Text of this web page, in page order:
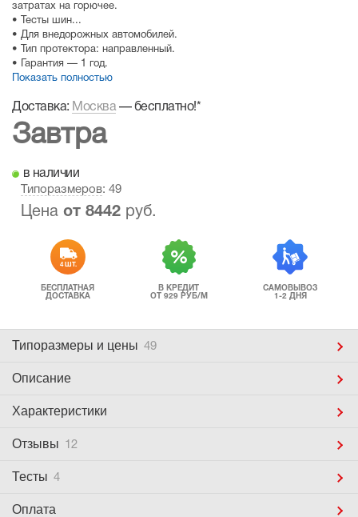
затратах на горючее.
• Тесты шин...
• Для внедорожных автомобилей.
• Тип протектора: направленный.
• Гарантия — 1 год.
Показать полностью
Доставка: Москва— бесплатно!*
Завтра
в наличии
Типоразмеров: 49
Цена от 8442 руб.
4 ШТ.
БЕСПЛАТНАЯ
ДОСТАВКА
В КРЕДИТ
ОТ 929 РУБ/М
САМОВЫВОЗ
1-2 ДНЯ
Типоразмеры и цены 49
Описание
Характеристики
Отзывы 12
Тесты 4
Оплата